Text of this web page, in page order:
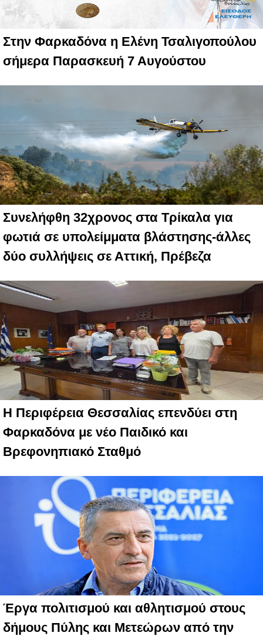
Στην Φαρκαδόνα η Ελένη Τσαλιγοπούλου
σήμερα Παρασκευή 7 Αυγούστου
Συνελήφθη 32χρονος στα Τρίκαλα για
φωτιά σε υπολείμματα βλάστησης-άλλες
δύο συλλήψεις σε Αττική, Πρέβεζα
Η Περιφέρεια Θεσσαλίας επενδύει στη
Φαρκαδόνα με νέο Παιδικό και
Βρεφονηπιακό Σταθμό
Έργα πολιτισμού και αθλητισμού στους
δήμους Πύλης και Μετεώρων από την